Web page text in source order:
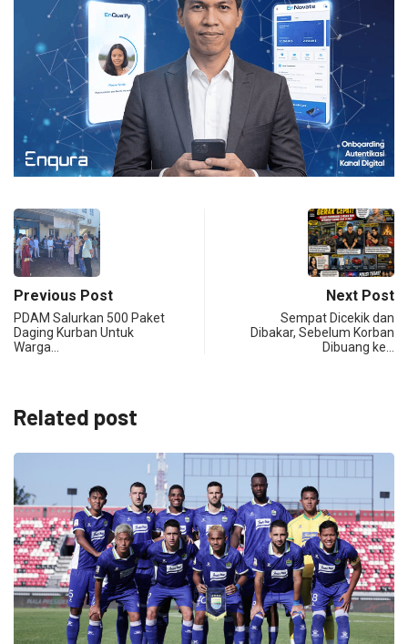
Previous Post
PDAM Salurkan 500 Paket
Daging Kurban Untuk
Warga…
Next Post
Sempat Dicekik dan
Dibakar, Sebelum Korban
Dibuang ke…
Related post